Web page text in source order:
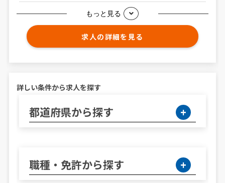
もっと見る
求人の詳細を見る
詳しい条件から求人を探す
都道府県から探す
職種・免許から探す